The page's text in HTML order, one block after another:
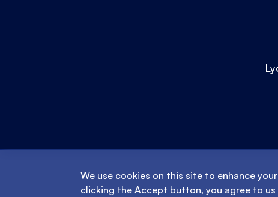
We use cookies on this site to enhance
clicking the Accept button, you agree to us